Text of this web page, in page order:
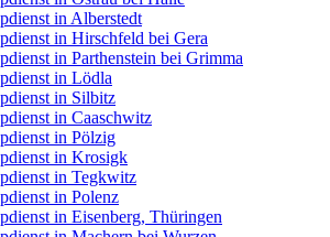
in Alberstedt
in Hirschfeld bei Gera
in Parthenstein bei Grimma
in Lödla
in Silbitz
in Caaschwitz
in Pölzig
in Krosigk
in Tegkwitz
in Polenz
in Eisenberg, Thüringen